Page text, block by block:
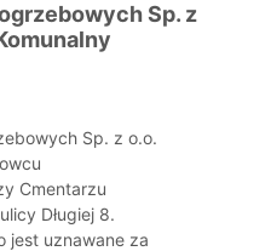
Sp. z
Sp. z o.o.
Cmentarzu
Długiej 8.
jest uznawane za